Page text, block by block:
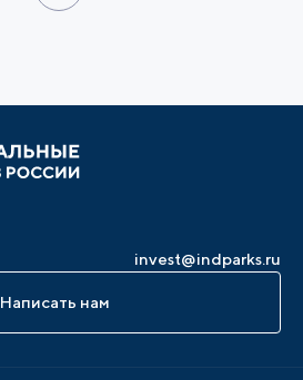
invest@indparks.ru
Написать нам